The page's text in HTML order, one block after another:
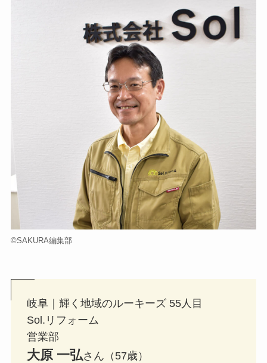
©️SAKURA編集部
岐阜｜輝く地域のルーキーズ 55人目
Sol.リフォーム
営業部
大原 一弘さん（57歳）